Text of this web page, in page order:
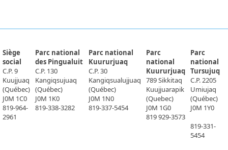
​Siège
social
C.P. 9
Kuujjuaq
(Québec)
J0M 1C0
819-964-
2961
Parc national
des Pingualuit
C.P. 130
Kangiqsujuaq
(Québec)
J0M 1K0​​​
819-338-3282
Parc national
Kuururjuaq
C.P. 30
Kangiqsualujjuaq
(Québec)
J0M 1N0
819-337-5454
Parc
national
Kuururjuaq
789 Sikkitaq
Kuujjuarapik
(Quebec)
J0M 1G0
819 929-3573
Parc
national
Tursujuq
C.P. 2205
Umiujaq
(Québec)
J0M 1Y0
819-331-
5454